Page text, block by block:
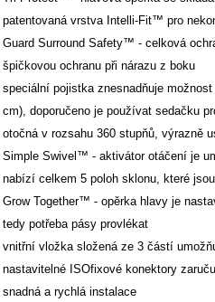
patentovaná vrstva Intelli-Fit™ pro
Guard Surround Safety™ - celková
špičkovou ochranu při nárazu z boku
speciální pojistka znesnadňuje
cm), doporučeno je používat sedačku
otočná v rozsahu 360 stupňů, výrazně
Simple Swivel™ - aktivátor otáčení je
nabízí celkem 5 poloh sklonu, které
Grow Together™ - opěrka hlavy je
tedy potřeba pásy provlékat
vnitřní vložka složená ze 3 částí
nastavitelné ISOfixové konektory
snadná a rychlá instalace